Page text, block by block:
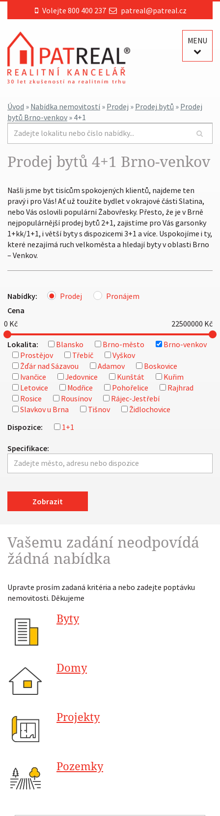
Volejte 800 400 237 patreal@patreal.cz
MENU
Úvod » Nabídka nemovitostí » Prodej » Prodej bytů » Prodej
bytů Brno-venkov » 4+1
Prodej bytů 4+1 Brno-venkov
Našli jsme byt tisícům spokojených klientů, najdeme ten
pravý i pro Vás! Ať už toužíte bydlet v okrajové části Slatina,
nebo Vás oslovili populární Žabovřesky. Přesto, že je v Brně
nejpopulárnější prodej bytů 2+1, zajistíme pro Vás garsonky
1+kk/1+1, i větší byty s dispozicemi 3+1 a více. Uspokojíme i ty,
které nezajímá ruch velkoměsta a hledají byty v oblasti Brno
– Venkov.
Nabídky: Prodej
Pronájem
Cena
0 Kč 22500000 Kč
Lokalita: Blansko Brno-město
Brno-venkov
Prostějov
Třebíč
Vyškov
Žďár nad Sázavou
Adamov
Boskovice
Ivančice
Jedovnice Kunštát
Kuřim
Letovice
Modřice Pohořelice
Rajhrad
Rosice
Rousínov
Rájec-Jestřebí
Slavkov u Brna
Tišnov
Židlochovice
Dispozice:
1+1
Specifikace:
Zobrazit
Vašemu zadání neodpovídá
žádná nabídka
Upravte prosím zadaná kritéria a nebo zadejte poptávku
nemovitosti. Děkujeme
Byty
Domy
Projekty
Pozemky